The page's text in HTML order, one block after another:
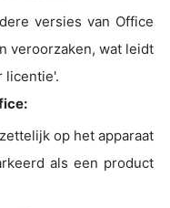
versies van Office
veroorzaken, wat leidt
licentie'.
op het apparaat
als een product